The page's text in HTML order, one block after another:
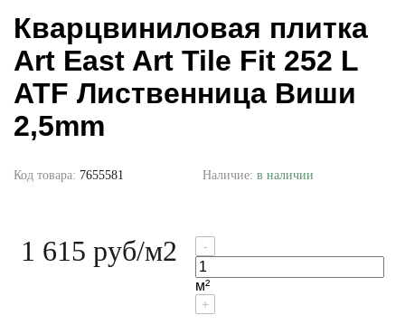
Кварцвиниловая плитка
Art East Art Tile Fit 252 L
ATF Лиственница Виши
2,5mm
Код товара: 7655581 Наличие: в наличии
1 615 руб/м2 -
м²
+